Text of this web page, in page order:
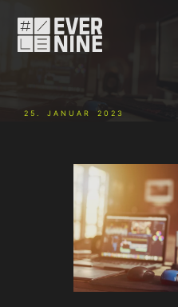
25. JANUAR 2023